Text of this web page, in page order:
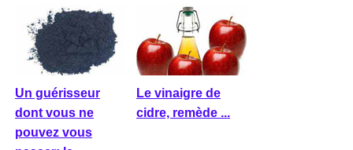
Un guérisseur
dont vous ne
pouvez vous
Le vinaigre de
cidre, remède ...